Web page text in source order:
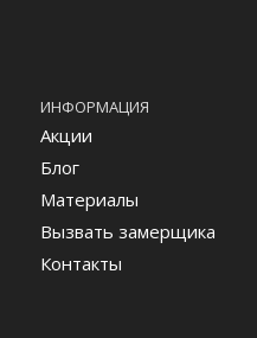
ИНФОРМАЦИЯ
Акции
Блог
Материалы
Вызвать замерщика
Контакты